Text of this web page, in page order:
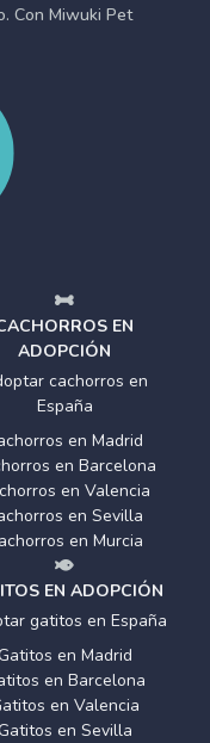
Con Miwuki Pet
EN
ADOPCIÓN
cachorros en
España
en Madrid
en Barcelona
en Valencia
en Sevilla
en Murcia
EN ADOPCIÓN
gatitos en España
en Madrid
en Barcelona
en Valencia
en Sevilla